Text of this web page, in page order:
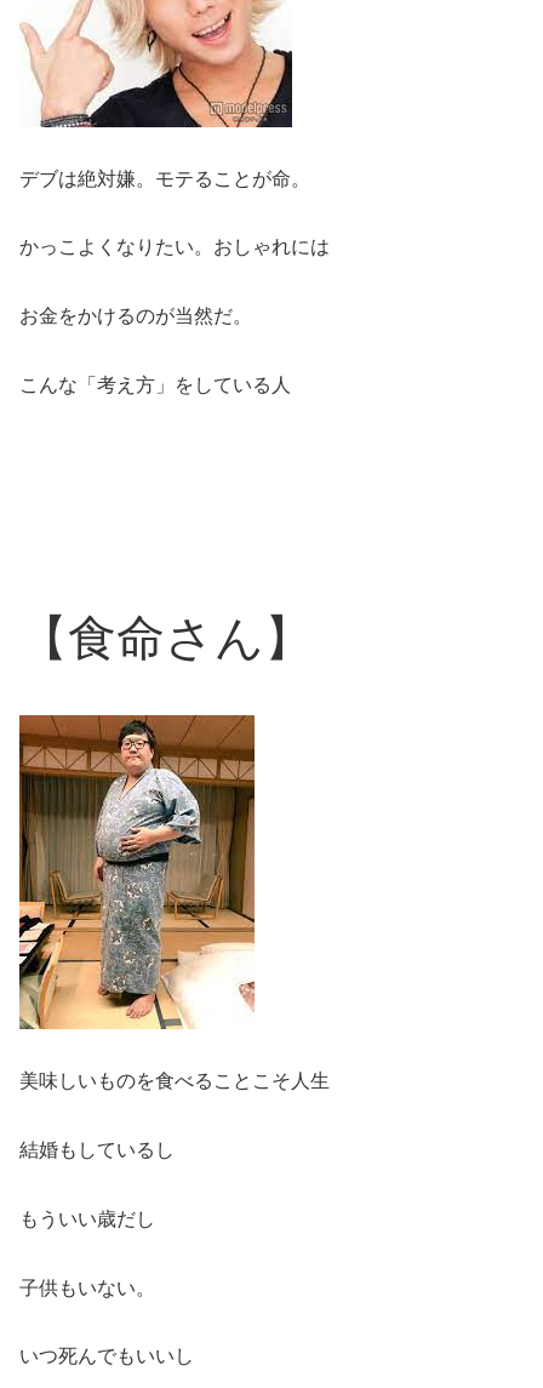
デブは絶対嫌。モテることが命。
かっこよくなりたい。おしゃれには
お金をかけるのが当然だ。
こんな「考え方」をしている人
【食命さん】
美味しいものを食べることこそ人生
結婚もしているし
もういい歳だし
子供もいない。
いつ死んでもいいし